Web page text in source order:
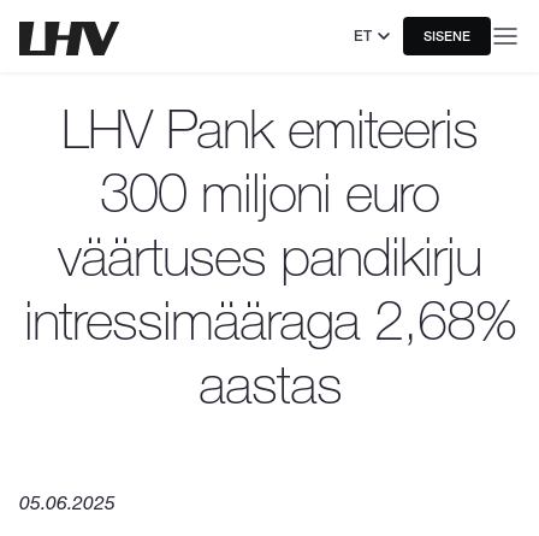
ET SISENE
LHV Pank emiteeris
300 miljoni euro
väärtuses pandikirju
intressimääraga 2,68%
aastas
05.06.2025